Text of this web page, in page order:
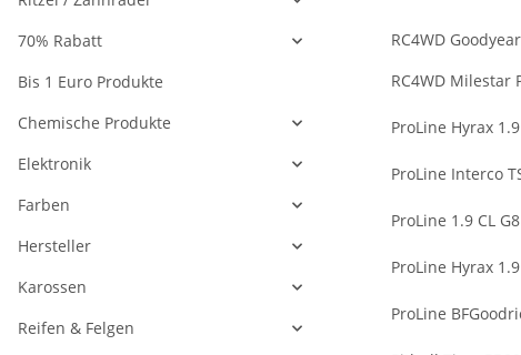
RC4WD
RC4WD Milestar
ProLine Hyrax
ProLine Interco
ProLine 1.9 CL
ProLine Hyrax
ProLine
70% Rabatt
Bis 1 Euro Produkte
Chemische Produkte
Elektronik
Farben
Hersteller
Karossen
Reifen & Felgen